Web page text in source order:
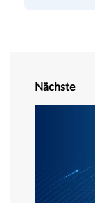
Nächste